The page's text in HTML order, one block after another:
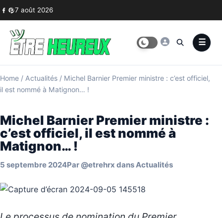
Skip to content
7 août 2026
Home / Actualités / Michel Barnier Premier ministre : c’est officiel,
il est nommé à Matignon… !
Michel Barnier Premier ministre :
c’est officiel, il est nommé à
Matignon… !
5 septembre 2024Par @etrehrx dansActualités